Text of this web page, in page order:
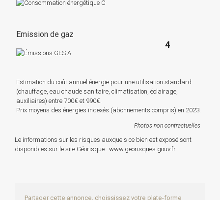
Emission de gaz
4
Estimation du coût annuel énergie pour une utilisation standard
(chauffage, eau chaude sanitaire, climatisation, éclairage,
auxiliaires) entre 700€ et 990€.
Prix moyens des énergies indexés (abonnements compris) en 2023.
Photos non contractuelles
Le informations sur les risques auxquels ce bien est exposé sont
disponibles sur le site Géorisque : www.georisques.gouv.fr
Partager cette annonce, choississez votre plate-forme